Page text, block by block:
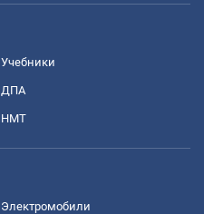
Учебники
ДПА
НМТ
Электромобили